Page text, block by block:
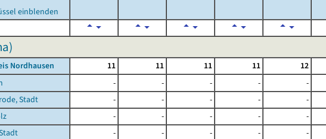
einblenden
Nordhausen 11 11 11 11 12
- - - - -
Stadt
- - - - -
- - - - -
- - - - -